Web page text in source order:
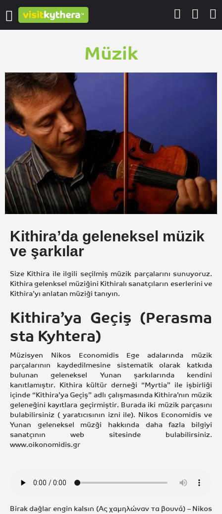
Müzik
Kithira’da geleneksel müzik
ve şarkılar
Size Kithira ile ilgili seçilmiş müzik parçalarını sunuyoruz.
Kithira gelenksel müziğini Kithiralı sanatçıların eserlerini ve
Kithira’yı anlatan müziği tanıyın.
Kithira’ya Geçiş (Perasma
sta Kyhtera)
Müzisyen Nikos Economidis Ege adalarında müzik
parçalarının kaydedilmesine sistematik olarak katkıda
bulunan geleneksel Yunan şarkılarında kendini
kanıtlamıştır. Kithira kültür derneği “Myrtia” ile işbirliği
içinde “Kithira’ya Geçiş” adlı çalışmasında Kithira’nın müzik
geleneğini kayıtlara geçirmiştir. Burada iki müzik parçasını
bulabilirsiniz ( yaratıcısının izni ile). Nikos Economidis ve
Yunan geleneksel müzği hakkında daha fazla bilgiyi
sanatçının web sitesinde bulabilirsiniz.
www.oikonomidis.gr
Birak dağlar engin kalsın (Ας χαμηλώναν τα βουνά) – Nikos